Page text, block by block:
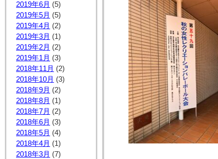
2019年6月 (5)
2019年5月 (5)
2019年4月 (2)
2019年3月 (1)
2019年2月 (2)
2019年1月 (3)
2018年11月 (2)
2018年10月 (3)
2018年9月 (2)
2018年8月 (1)
2018年7月 (2)
2018年6月 (3)
2018年5月 (4)
2018年4月 (1)
2018年3月 (7)